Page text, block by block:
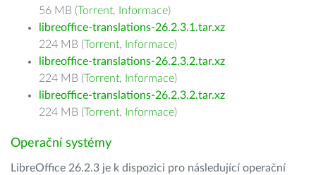
56 MB (Torrent, Informace)
libreoffice-translations-26.2.3.1.tar.xz
224 MB (Torrent, Informace)
libreoffice-translations-26.2.3.2.tar.xz
224 MB (Torrent, Informace)
libreoffice-translations-26.2.3.2.tar.xz
224 MB (Torrent, Informace)
Operační systémy
LibreOffice 26.2.3 je k dispozici pro následující operační